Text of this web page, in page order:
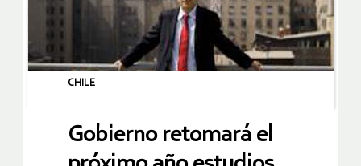
CHILE
Gobierno retomará el